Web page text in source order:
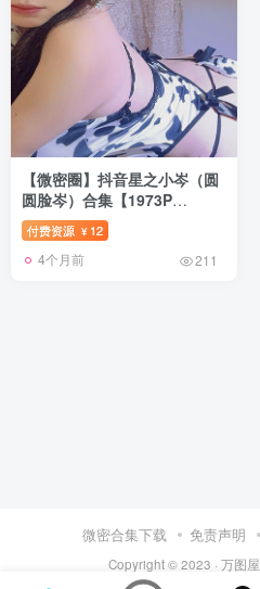
【微密圈】抖音星之小岑（圆
圆脸岑）合集【1973P
316V】
付费资源 ¥ 12
4个月前 211
微密合集下载 免责声明
Copyright © 2023 · 万图屋